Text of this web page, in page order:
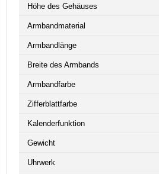
Höhe des Gehäuses
Armbandmaterial
Armbandlänge
Breite des Armbands
Armbandfarbe
Zifferblattfarbe
Kalenderfunktion
Gewicht
Uhrwerk